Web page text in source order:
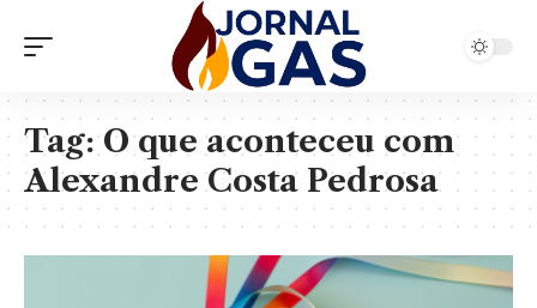
Tag:O que aconteceu com
Alexandre Costa Pedrosa